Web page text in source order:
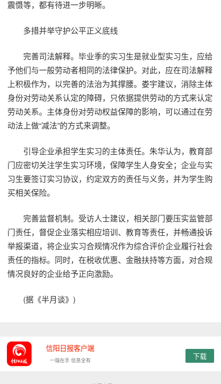
震慑等，都有待进一步明晰。
多措并举守护公平正义底线
完善司法解释。毕业季的实习生是就业型实习生，应给
予他们与一般劳动者相同的法律保护。对此，应在司法解释
上积极作为，以完善的法治为其撑腰。娄宇建议，消除主体
身份对劳动关系认定的障碍，只依据提供劳动的方式来认定
劳动关系。主体身份对劳动权益保障的影响，可以通过在劳
动法上做“减法”的方式来调整。
引导企业承担学生实习的主体责任。朱华认为，教育部
门应密切关注学生实习环境，保障学生人身安全；企业与实
习生要签订实习协议，约定双方的责任与义务，并为学生购
买相关保险。
完善监督机制。受访人士建议，相关部门要压实监管部
门责任，督促企业落实相应培训、教育等责任，并畅通投诉
举报渠道，将企业实习合规情况作为综合评价企业履行社会
责任的指标。同时，在税收优惠、金融扶持等方面，对合规
情况良好的企业给予正向激励。
(据《半月谈》)
信阳日报客户端
一端在手 信息全有 下载